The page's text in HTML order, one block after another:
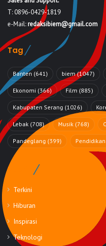
T: 0896-0429-1819
e-Mail:redaksibiem@gmail.com
Tag
Banten (641) biem(1047)
Ekonomi (366) Film (885)
Kabupaten Serang (1026)
Lebak (708) Musik (768)
Pandeglang (399) Pendidikan
Rubrik
Terkini
Hiburan
Inspirasi
Teknologi